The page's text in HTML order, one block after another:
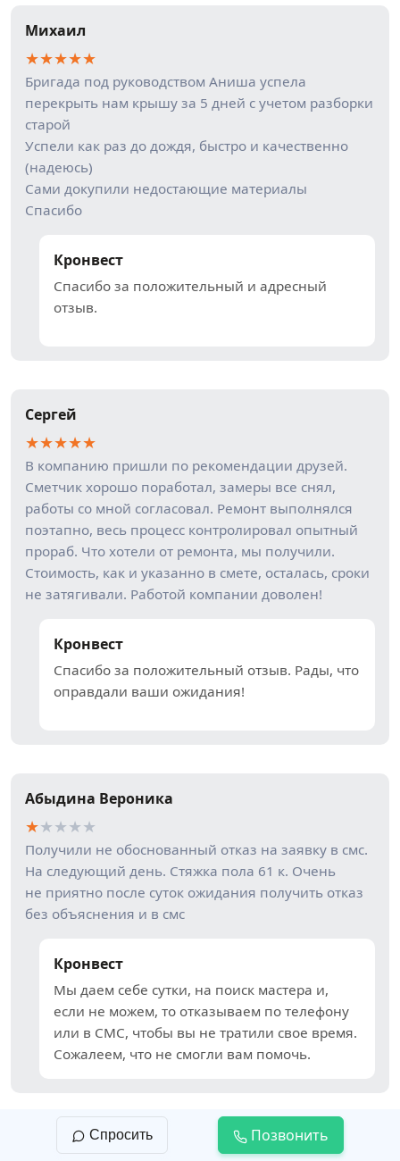
Михаил
★★★★★
Бригада под руководством Аниша успела
перекрыть нам крышу за 5 дней с учетом разборки
старой
Успели как раз до дождя, быстро и качественно
(надеюсь)
Сами докупили недостающие материалы
Спасибо
Кронвест
Спасибо за положительный и адресный
отзыв.
Сергей
★★★★★
В компанию пришли по рекомендации друзей.
Сметчик хорошо поработал, замеры все снял,
работы со мной согласовал. Ремонт выполнялся
поэтапно, весь процесс контролировал опытный
прораб. Что хотели от ремонта, мы получили.
Стоимость, как и указанно в смете, осталась, сроки
не затягивали. Работой компании доволен!
Кронвест
Спасибо за положительный отзыв. Рады, что
оправдали ваши ожидания!
Абыдина Вероника
★★★★★
Получили не обоснованный отказ на заявку в смс.
На следующий день. Стяжка пола 61 к. Очень
не приятно после суток ожидания получить отказ
без объяснения и в смс
Кронвест
Мы даем себе сутки, на поиск мастера и,
если не можем, то отказываем по телефону
или в СМС, чтобы вы не тратили свое время.
Сожалеем, что не смогли вам помочь.
Наталия
Спросить Позвонить